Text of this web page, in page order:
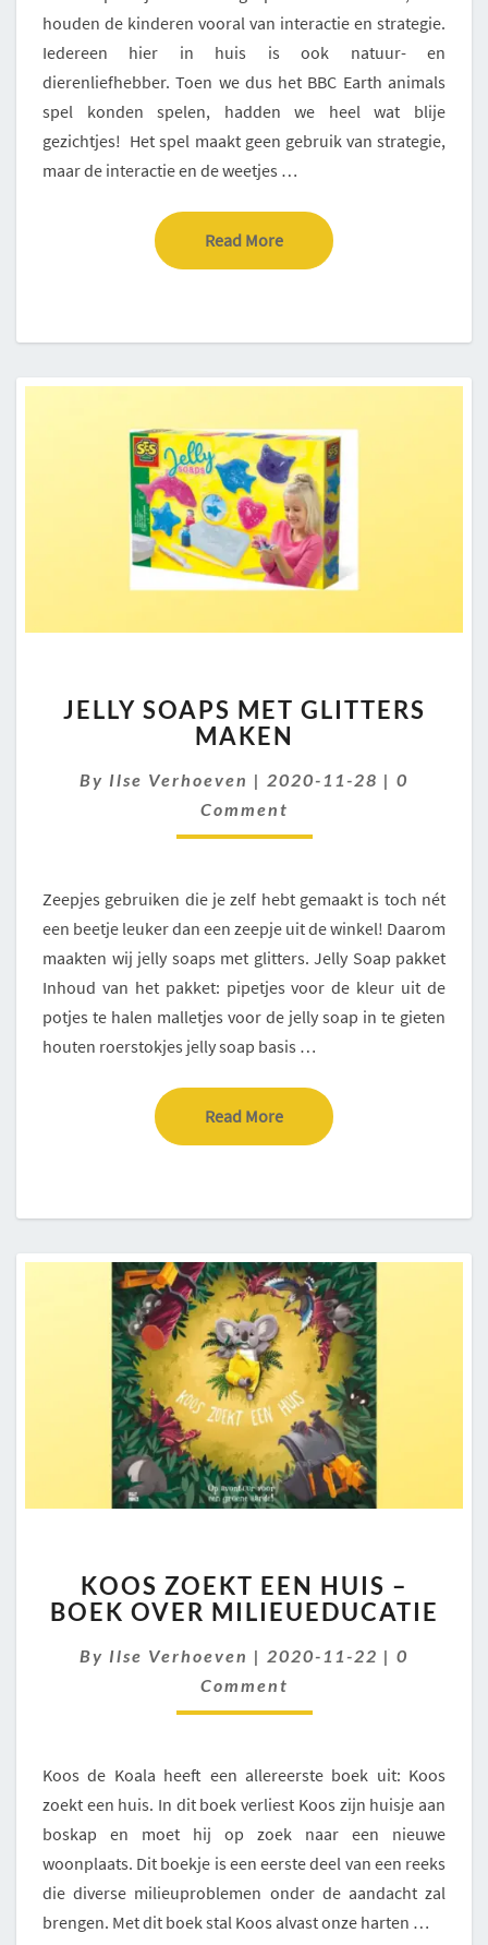
houden de kinderen vooral van interactie en strategie.
Iedereen hier in huis is ook natuur- en
dierenliefhebber. Toen we dus het BBC Earth animals
spel konden spelen, hadden we heel wat blije
gezichtjes! Het spel maakt geen gebruik van strategie,
maar de interactie en de weetjes …
Read MoreRead More
SOAPS
MET
MAKEN
JELLY SOAPS MET GLITTERS
MAKEN
By Ilse Verhoeven | 2020-11-28 | 0
Comment
Zeepjes gebruiken die je zelf hebt gemaakt is toch nét
een beetje leuker dan een zeepje uit de winkel! Daarom
maakten wij jelly soaps met glitters. Jelly Soap pakket
Inhoud van het pakket: pipetjes voor de kleur uit de
potjes te halen malletjes voor de jelly soap in te gieten
houten roerstokjes jelly soap basis …
Read MoreRead More
ZOEKT
EEN
–
BOEK
OVER
KOOS ZOEKT EEN HUIS –
BOEK OVER MILIEUEDUCATIE
By Ilse Verhoeven | 2020-11-22 | 0
Comment
Koos de Koala heeft een allereerste boek uit: Koos
zoekt een huis. In dit boek verliest Koos zijn huisje aan
boskap en moet hij op zoek naar een nieuwe
woonplaats. Dit boekje is een eerste deel van een reeks
die diverse milieuproblemen onder de aandacht zal
brengen. Met dit boek stal Koos alvast onze harten …